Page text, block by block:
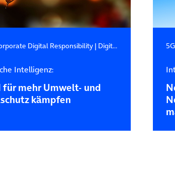
Digital Responsibility| Digitale Nachhaltigkeit
Intelligenz:
für mehr Umwelt- und
kämpfen
5G